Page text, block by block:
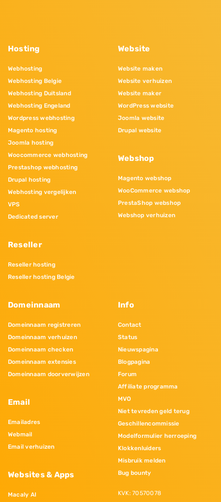
Hosting
Webhosting
Webhosting Belgie
Webhosting Duitsland
Webhosting Engeland
Wordpress webhosting
Magento hosting
Joomla hosting
Woocommerce webhosting
Prestashop webhosting
Drupal hosting
Webhosting vergelijken
VPS
Dedicated server
Reseller
Reseller hosting
Reseller hosting Belgie
Website
Website maken
Website verhuizen
Website maker
WordPress website
Joomla website
Drupal website
Webshop
Magento webshop
WooCommerce webshop
PrestaShop webshop
Webshop verhuizen
Domeinnaam
Domeinnaam registreren
Domeinnaam verhuizen
Domeinnaam checken
Domeinnaam extensies
Domeinnaam doorverwijzen
Email
Emailadres
Webmail
Email verhuizen
Websites & Apps
Macaly AI
Info
Contact
Status
Nieuwspagina
Blogpagina
Forum
Affiliate programma
MVO
Niet tevreden geld terug
Geschillencommissie
Modelformulier herroeping
Klokkenluiders
Misbruik melden
Bug bounty
KVK: 70570078